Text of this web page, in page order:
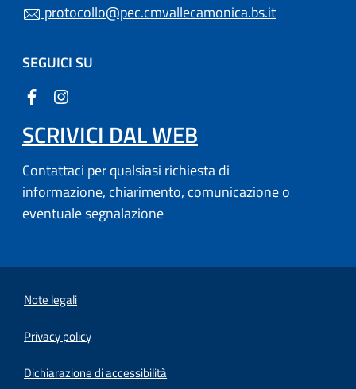
protocollo@pec.cmvallecamonica.bs.it
SEGUICI SU
SCRIVICI DAL WEB
Contattaci per qualsiasi richiesta di
informazione, chiarimento, comunicazione o
eventuale segnalazione
Note legali
Privacy policy
Dichiarazione di accessibilità